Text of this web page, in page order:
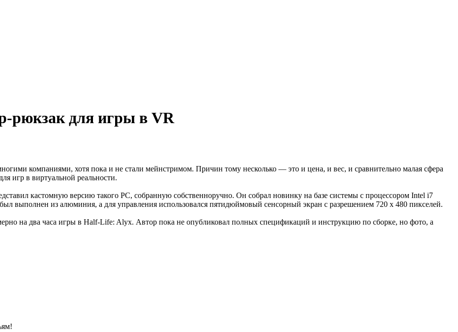
рюкзак для игры в VR
компаниями, хотя пока и не стали мейнстримом. Причин тому несколько — это и цена, и вес, и сравнительно малая сфера
игр в виртуальной реальности.
кастомную версию такого PC, собранную собственноручно. Он собрал новинку на базе системы с процессором Intel i7
выполнен из алюминия, а для управления использовался пятидюймовый сенсорный экран с разрешением 720 x 480 пикселей.
на два часа игры в Half-Life: Alyx. Автор пока не опубликовал полных спецификаций и инструкцию по сборке, но фото, а